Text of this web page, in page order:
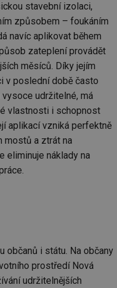
stavební izolaci,
způsobem – foukáním
navíc aplikovat během
zateplení provádět
měsíců. Díky jejím
v poslední době často
udržitelné, má
vlastnosti i schopnost
aplikací vzniká perfektně
mostů a ztrát na
eliminuje náklady na
občanů i státu. Na občany
prostředí Nová
udržitelnějších